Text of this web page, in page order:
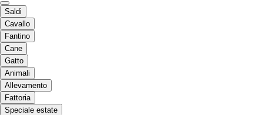
Saldi
Cavallo
Fantino
Cane
Gatto
Animali
Allevamento
Fattoria
Speciale estate